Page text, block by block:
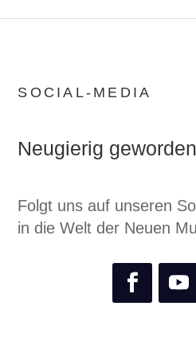
SOCIAL-MEDIA
Neugierig
Folgt uns auf unseren
in die Welt der Neuen